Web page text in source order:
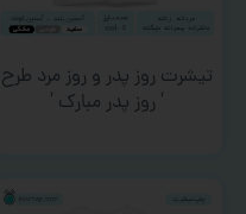
تیشرت روز پدر و روز مرد طرح
‘ روز پدر مبارک ‘